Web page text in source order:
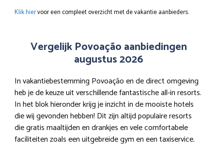
Klik hiervoor een compleet overzicht met de vakantie aanbieders.
Vergelijk Povoação aanbiedingen
augustus 2026
In vakantiebestemming Povoação en de direct omgeving
heb je de keuze uit verschillende fantastische all-in resorts.
In het blok hieronder krijg je inzicht in de mooiste hotels
die wij gevonden hebben! Dit zijn altijd populaire resorts
die gratis maaltijden en drankjes en vele comfortabele
faciliteiten zoals een uitgebreide gym en een taxiservice.